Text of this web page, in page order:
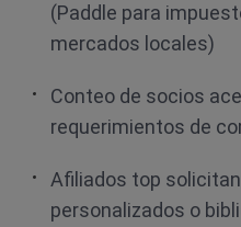
(Paddle para
mercados locales)
Conteo de socios
requerimientos de
Afiliados top
personalizados o